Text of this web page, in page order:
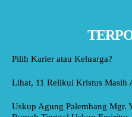
Pilih Karier atau Keluarga?
Lihat, 11 Relikui Kristus Masih
Uskup Agung Palembang Mgr.